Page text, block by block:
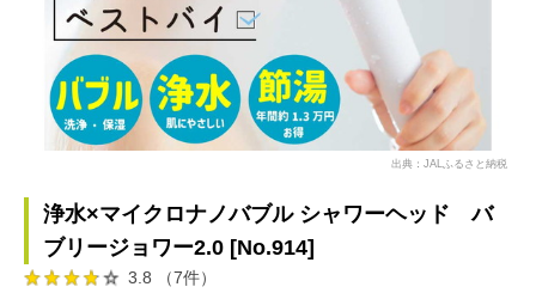
出典：JALふるさと納税
浄水×マイクロナノバブル シャワーヘッド バ
ブリージョワー2.0 [No.914]
3.8 （7件）